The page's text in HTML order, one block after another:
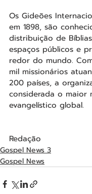
Os Gideões
em 1898, são
distribuição de
espaços públicos e
redor do mundo.
mil missionários
200 países, a
considerada o maior
evangelístico global.
Redação
Gospel News 3
Gospel News